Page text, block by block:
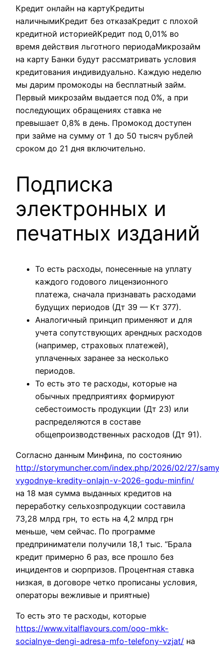
Кредит онлайн на картуКредиты
наличнымиКредит без отказаКредит с плохой
кредитной историейКредит под 0,01% во
время действия льготного периодаМикрозайм
на карту Банки будут рассматривать условия
кредитования индивидуально. Каждую неделю
мы дарим промокоды на бесплатный займ.
Первый микрозайм выдается под 0%, а при
последующих обращениях ставка не
превышает 0,8% в день. Промокод доступен
при займе на сумму от 1 до 50 тысяч рублей
сроком до 21 дня включительно.
Подписка
электронных и
печатных изданий
То есть расходы, понесенные на уплату
каждого годового лицензионного
платежа, сначала признавать расходами
будущих периодов (Дт 39 — Кт 377).
Аналогичный принцип применяют и для
учета сопутствующих арендных расходов
(например, страховых платежей),
уплаченных заранее за несколько
периодов.
То есть это те расходы, которые на
обычных предприятиях формируют
себестоимость продукции (Дт 23) или
распределяются в составе
общепроизводственных расходов (Дт 91).
Согласно данным Минфина, по состоянию
http://storymuncher.com/index.php/2026/02/27/
vygodnye-kredity-onlajn-v-2026-godu-minfin/
на 18 мая сумма выданных кредитов на
переработку сельхозпродукции составила
73,28 млрд грн, то есть на 4,2 млрд грн
меньше, чем сейчас. По программе
предприниматели получили 18,1 тыс. “Брала
кредит примерно 6 раз, все прошло без
инцидентов и сюрпризов. Процентная ставка
низкая, в договоре четко прописаны условия,
операторы вежливые и приятные)
То есть это те расходы, которые
https://www.vitalflavours.com/ooo-mkk-
socialnye-dengi-adresa-mfo-telefony-vzjat/ на